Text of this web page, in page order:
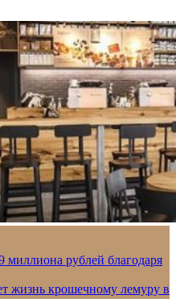
миллиона рублей благодаря
жизнь крошечному лемуру в